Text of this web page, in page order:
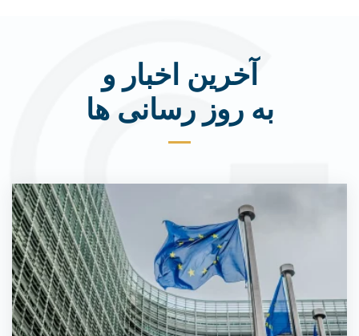
آخرین اخبار و
به روز رسانی ها